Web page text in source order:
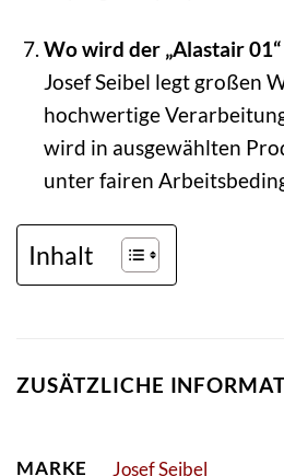
Wo wird der „Alastair
Josef Seibel legt großen
hochwertige
wird in ausgewählten
unter fairen
Inhalt
ZUSÄTZLICHE
MARKE Josef Seibel